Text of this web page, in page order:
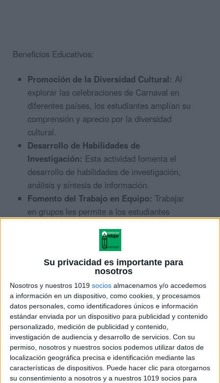
Su privacidad es importante para
nosotros
Nosotros y nuestros 1019 socios almacenamos y/o accedemos
a información en un dispositivo, como cookies, y procesamos
datos personales, como identificadores únicos e información
estándar enviada por un dispositivo para publicidad y contenido
personalizado, medición de publicidad y contenido,
investigación de audiencia y desarrollo de servicios. Con su
permiso, nosotros y nuestros socios podemos utilizar datos de
localización geográfica precisa e identificación mediante las
características de dispositivos. Puede hacer clic para otorgarnos
su consentimiento a nosotros y a nuestros 1019 socios para
Beneficios Educativos:
Promoción de la Diversidad Cultural: Al
explorar las celebraciones de Carnaval en
diferentes países, los estudiantes amplían su
comprensión y aprecio por la diversidad
cultural.
Desarrollo de Habilidades de
Investigación: Esta actividad fomenta el
desarrollo de habilidades de investigación,
análisis y síntesis de información.
Fomento del Trabajo en Equipo: Trabajar
en grupos les permite a los estudiantes
Estímulo de la Creatividad:
presentaciones visuales les brinda la
oportunidad de expresar su creatividad y
desarrollar habilidades de presentación.
ÚNETE A NUESTRO GRUPO EXCLUSIVO DE
WHATSAPP